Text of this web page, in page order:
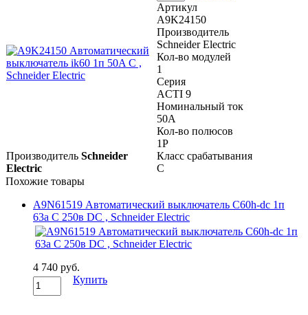
Артикул
A9K24150
Производитель
Schneider Electric
Кол-во модулей
1
Серия
ACTI 9
Номинальный ток
50A
Кол-во полюсов
1P
Класс срабатывания
C
Производитель Schneider
Electric
Похожие товары
A9N61519 Автоматический выключатель C60h-dc 1п
63а C 250в DC , Schneider Electric
4 740 руб.
Купить